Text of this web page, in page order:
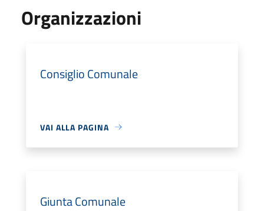
Organizzazioni
Consiglio Comunale
VAI ALLA PAGINA
Giunta Comunale